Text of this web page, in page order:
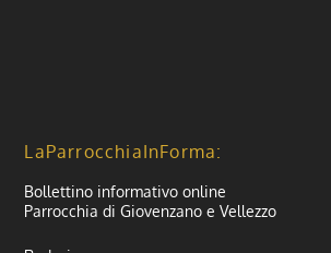
LaParrocchiaInForma:
Bollettino informativo online
Parrocchia di Giovenzano e Vellezzo